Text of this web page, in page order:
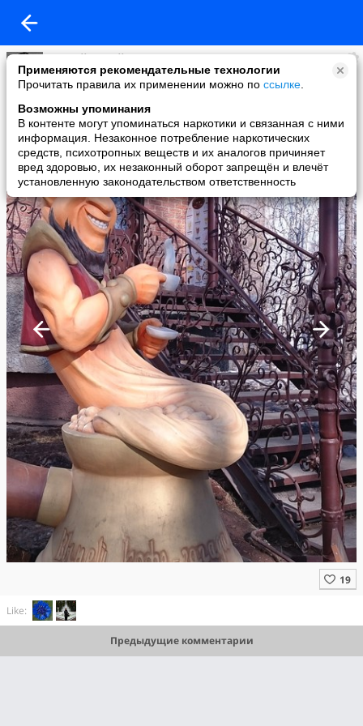
Применяются рекомендательные технологии
Прочитать правила их применении можно по ссылке
Возможны упоминания
В контенте могут упоминаться наркотики и связанная с ними
информация. Незаконное потребление наркотических
средств, психотропных веществ и их аналогов причиняет
вред здоровью, их незаконный оборот запрещён и влечёт
установленную законодательством ответственность
Андрей Михайлович
added a photo
25 Mar в 11:49
Like:
Предыдущие комментарии